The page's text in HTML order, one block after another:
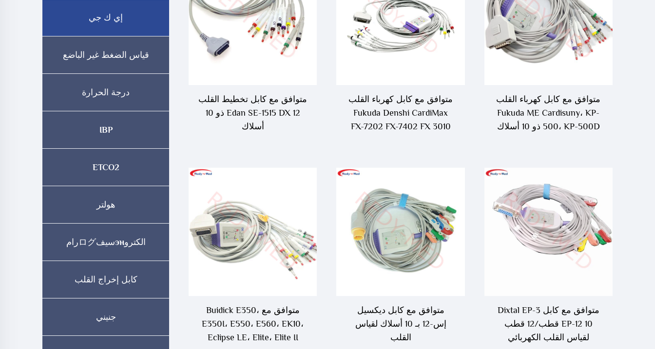
إي ك جي
قياس الضغط غير الباضع
درجة الحرارة
IBP
ETCO2
هولتر
الكتروэнسيفログرام
كابل إخراج القلب
جنيني
متوافق مع كابل كهرباء القلب
Fukuda ME Cardisuny، KP-
500، KP-500D ذو 10 أسلاك
متوافق مع كابل كهرباء القلب
Fukuda Denshi CardiMax
FX-7202 FX-7402 FX 3010
متوافق مع كابل تخطيط القلب
Edan SE-1515 DX 12 ذو 10
أسلاك
متوافق مع كابل Dixtal EP-3
EP-12 10 قطب/12 قطب
لقياس القلب الكهربائي
متوافق مع كابل ديكسيل
إس-12 بـ 10 أسلاك لقياس
القلب
متوافق مع Buidick E350،
E350I، E550، E560، EK10،
Eclipse LE، Elite، Elite II